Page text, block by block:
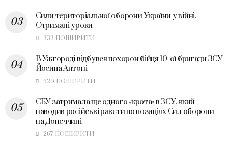
Сили територіальної оборони України у війні.
Отримані уроки
333 ПОШИРИТИ
В Ужгороді відбувся похорон бійця 10-ої бригади ЗСУ
Йосипа Антоні
320 ПОШИРИТИ
СБУ затримала ще одного «крота» в ЗСУ, який
наводив російські ракети по позиціях Сил оборони
на Донеччині
267 ПОШИРИТИ